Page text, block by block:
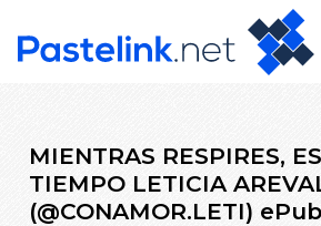
MIENTRAS RESPIRES,
TIEMPO LETICIA
(@CONAMOR.LETI)